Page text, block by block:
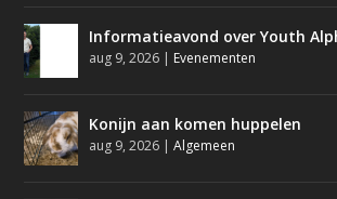
Informatieavond over Youth
aug 9, 2026 | Evenementen
Konijn aan komen huppelen
aug 9, 2026 |Algemeen